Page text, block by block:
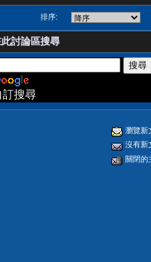
排序:
討論區搜尋
訂搜尋
瀏覽新
沒有新
關閉的